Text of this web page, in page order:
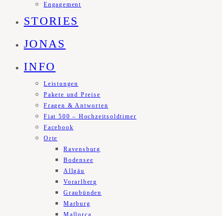
Engagement
STORIES
JONAS
INFO
Leistungen
Pakete und Preise
Fragen & Antworten
Fiat 500 – Hochzeitsoldtimer
Facebook
Orte
Ravensburg
Bodensee
Allgäu
Vorarlberg
Graubünden
Marburg
Mallorca